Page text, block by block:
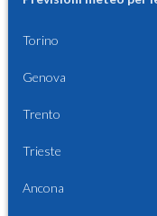
Torino
Genova
Trento
Trieste
Ancona